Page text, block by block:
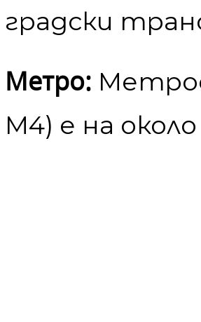
градски
Метро:
М4) е на